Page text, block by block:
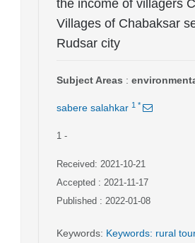
the income of villagers
Villages of Chabaksar
Rudsar city
Subject Areas :
sabere salahkar 1 *
1 -
Received: 2021-10-21
Accepted : 2021-11-17
Published : 2022-01-08
Keywords: Keywords: rural